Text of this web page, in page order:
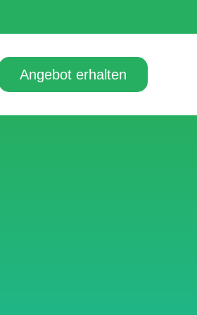
Angebot erhalten